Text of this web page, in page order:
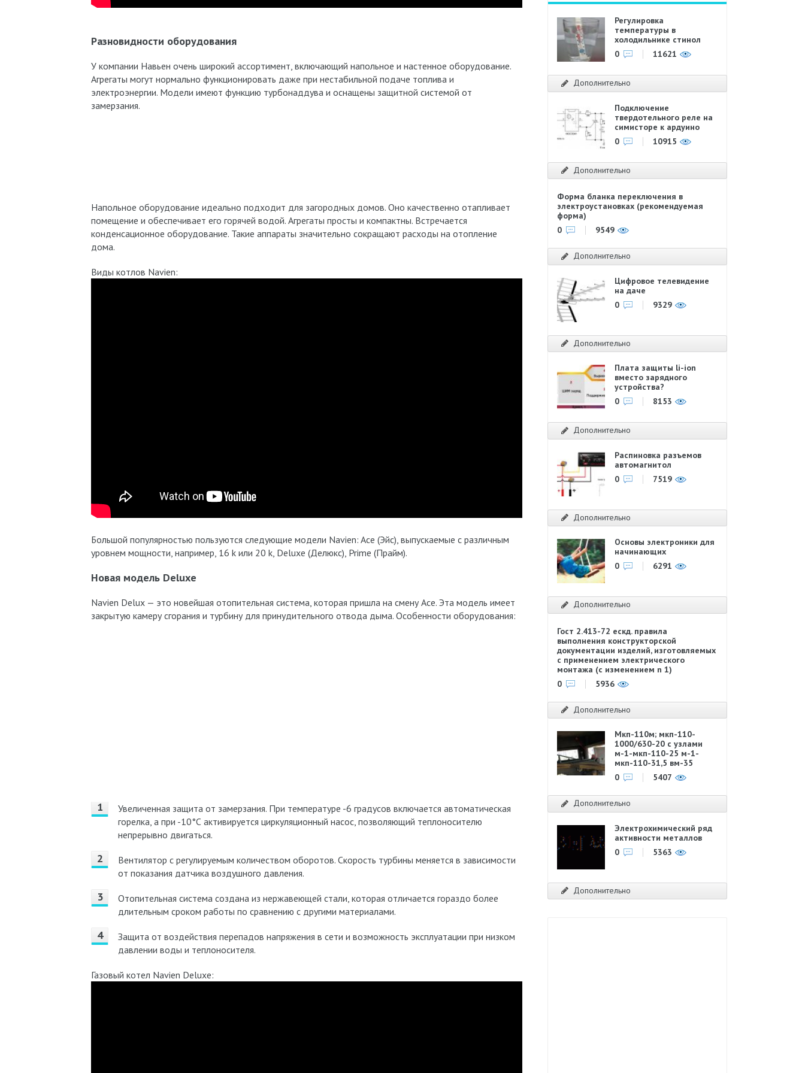
Разновидности оборудования
У компании Навьен очень широкий ассортимент, включающий напольное и настенное оборудование.
Агрегаты могут нормально функционировать даже при нестабильной подаче топлива и
электроэнергии. Модели имеют функцию турбонаддува и оснащены защитной системой от
замерзания.
Напольное оборудование идеально подходит для загородных домов. Оно качественно отапливает
помещение и обеспечивает его горячей водой. Агрегаты просты и компактны. Встречается
конденсационное оборудование. Такие аппараты значительно сокращают расходы на отопление
дома.
Виды котлов Navien:
Большой популярностью пользуются следующие модели Navien: Ace (Эйс), выпускаемые с различным
уровнем мощности, например, 16 k или 20 k, Deluxe (Делюкс), Prime (Прайм).
Новая модель Deluxe
Navien Delux — это новейшая отопительная система, которая пришла на смену Ace. Эта модель имеет
закрытую камеру сгорания и турбину для принудительного отвода дыма. Особенности оборудования:
Увеличенная защита от замерзания. При температуре -6 градусов включается автоматическая
горелка, а при -10°С активируется циркуляционный насос, позволяющий теплоносителю
непрерывно двигаться.
Вентилятор с регулируемым количеством оборотов. Скорость турбины меняется в зависимости
от показания датчика воздушного давления.
Отопительная система создана из нержавеющей стали, которая отличается гораздо более
длительным сроком работы по сравнению с другими материалами.
Защита от воздействия перепадов напряжения в сети и возможность эксплуатации при низком
давлении воды и теплоносителя.
Газовый котел Navien Deluxe:
Регулировка
температуры в
холодильнике стинол
0
11621
Дополнительно
Подключение
твердотельного реле на
симисторе к ардуино
0
10915
Дополнительно
Форма бланка переключения в
электроустановках (рекомендуемая
форма)
0
9549
Дополнительно
Цифровое телевидение
на даче
0
9329
Дополнительно
Плата защиты li-ion
вместо зарядного
устройства?
0
8153
Дополнительно
Распиновка разъемов
автомагнитол
0
7519
Дополнительно
Основы электроники для
начинающих
0
6291
Дополнительно
Гост 2.413-72 ескд. правила
выполнения конструкторской
документации изделий, изготовляемых
с применением электрического
монтажа (с изменением n 1)
0
5936
Дополнительно
Мкп-110м; мкп-110-
1000/630-20 с узлами
м-1-мкп-110-25 м-1-
мкп-110-31,5 вм-35
0
5407
Дополнительно
Электрохимический ряд
активности металлов
0
5363
Дополнительно